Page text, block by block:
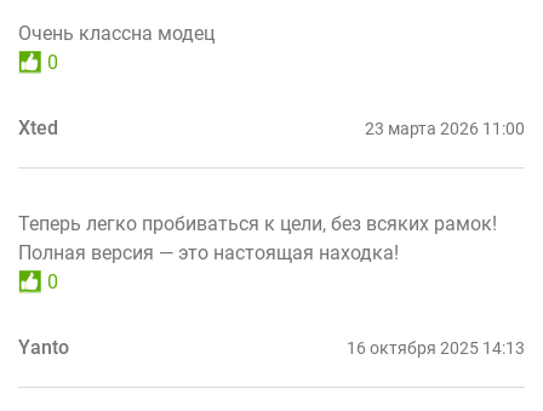
Очень классна модец
0
Xted 23 марта 2026 11:00
Теперь легко пробиваться к цели, без всяких рамок!
Полная версия — это настоящая находка!
0
Yanto 16 октября 2025 14:13